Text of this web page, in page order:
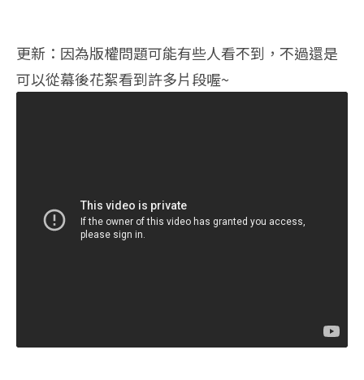
更新：因為版權問題可能有些人看不到，不過還是
可以從幕後花絮看到許多片段喔~